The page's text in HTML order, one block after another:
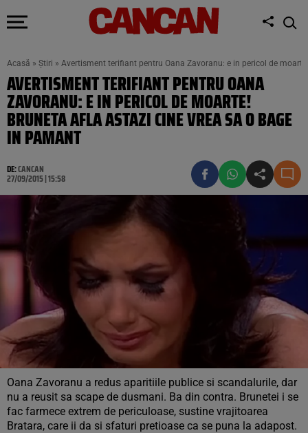
Acasă » Știri » Avertisment terifiant pentru Oana Zavoranu: e in pericol de
AVERTISMENT TERIFIANT PENTRU OANA
ZAVORANU: E IN PERICOL DE MOARTE!
BRUNETA AFLA ASTAZI CINE VREA SA O BAGE
IN PAMANT
DE:CANCAN
27/09/2015 | 15:58
Oana Zavoranu a redus aparitiile publice si scandalurile, dar
nu a reusit sa scape de dusmani. Ba din contra. Brunetei i se
fac farmece extrem de periculoase, sustine vrajitoarea
Bratara, care ii da si sfaturi pretioase ca se puna la adapost.